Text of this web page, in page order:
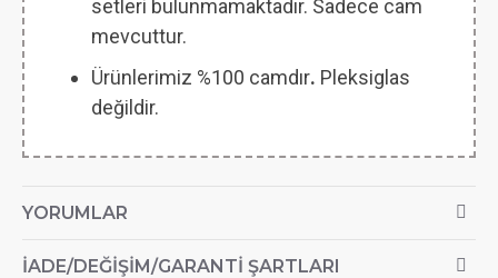
setleri bulunmamaktadır. Sadece cam
mevcuttur.
Ürünlerimiz %100 camdır. Pleksiglas
değildir.
YORUMLAR
İADE/DEĞIŞIM/GARANTI ŞARTLARI